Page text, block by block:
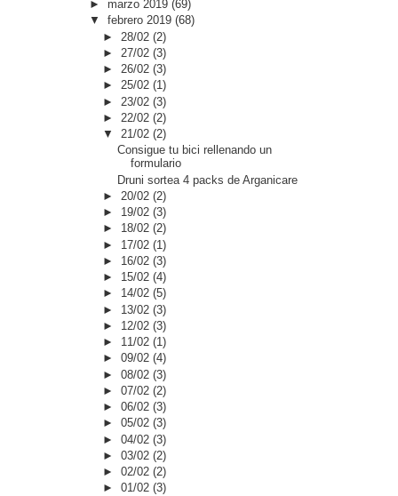
► marzo 2019 (69)
▼ febrero 2019 (68)
► 28/02(2)
► 27/02(3)
►26/02(3)
►25/02(1)
► 23/02(3)
► 22/02(2)
▼21/02(2)
Consigue tu bici rellenando un
formulario
Druni sortea 4 packs de Arganicare
► 20/02(2)
► 19/02(3)
► 18/02(2)
► 17/02(1)
► 16/02(3)
► 15/02(4)
► 14/02(5)
► 13/02(3)
► 12/02(3)
► 11/02(1)
►09/02(4)
►08/02(3)
►07/02(2)
►06/02(3)
►05/02(3)
►04/02(3)
►03/02(2)
►02/02(2)
►01/02(3)